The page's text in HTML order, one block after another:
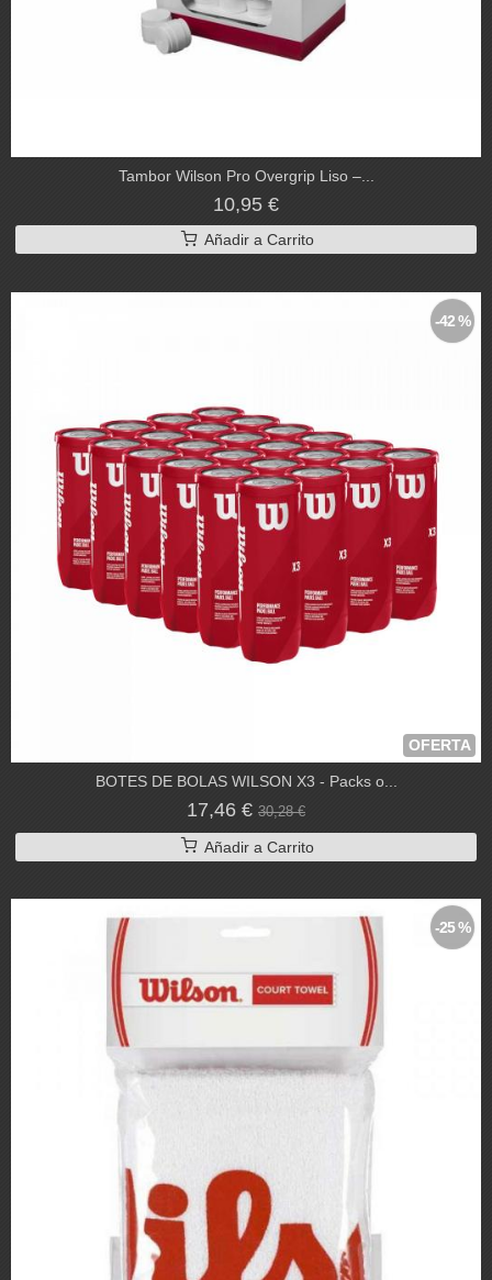
Tambor Wilson Pro Overgrip Liso –...
10,95 €
Añadir a Carrito
OFERTA
-42 %
BOTES DE BOLAS WILSON X3 - Packs o...
17,46 € 30,28 €
Añadir a Carrito
-25 %